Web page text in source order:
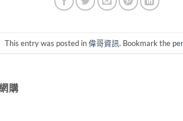
This entry was posted in偉哥資訊. Bookmark the
購